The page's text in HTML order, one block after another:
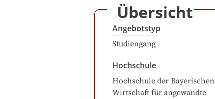
Übersicht
Angebotstyp
Studiengang
Hochschule
Hochschule der Bayerischen
Wirtschaft für angewandte